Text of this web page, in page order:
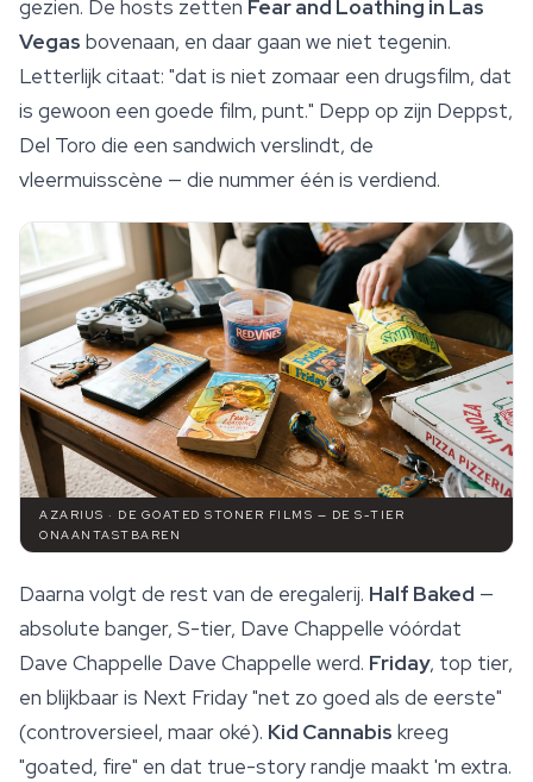
gezien. De hosts zetten Fear and Loathing in Las
Vegas bovenaan, en daar gaan we niet tegenin.
Letterlijk citaat: "dat is niet zomaar een drugsfilm, dat
is gewoon een goede film, punt." Depp op zijn Deppst,
Del Toro die een sandwich verslindt, de
vleermuisscène — die nummer één is verdiend.
AZARIUS · DE GOATED STONER FILMS — DE S-TIER
ONAANTASTBAREN
Daarna volgt de rest van de eregalerij. Half Baked —
absolute banger, S-tier, Dave Chappelle vóórdat
Dave Chappelle Dave Chappelle werd. Friday, top tier,
en blijkbaar is Next Friday "net zo goed als de eerste"
(controversieel, maar oké). Kid Cannabis kreeg
"goated, fire" en dat true-story randje maakt 'm extra.